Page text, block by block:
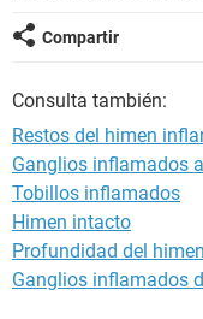
Compartir
Consulta también:
Restos del himen
Ganglios inflamados
Tobillos inflamados
Himen intacto
Profundidad del himen
Ganglios inflamados